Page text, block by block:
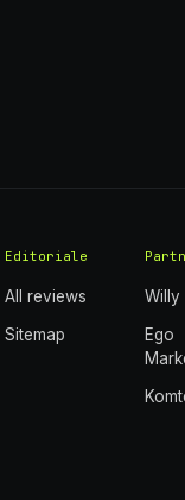
Editoriale
All reviews
Sitemap
Willy
Ego